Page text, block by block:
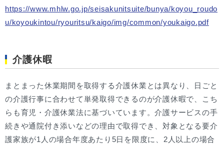
https://www.mhlw.go.jp/seisakunitsuite/bunya/koyou_roudo
u/koyoukintou/ryouritsu/kaigo/img/common/youkaigo.pdf
介護休暇
まとまった休業期間を取得する介護休業とは異なり、日ごと
の介護行事に合わせて単発取得できるのが介護休暇で、こち
らも育児・介護休業法に基づいています。介護サービスの手
続きや通院付き添いなどの理由で取得でき、対象となる要介
護家族が1人の場合年度あたり5日を限度に、2人以上の場合